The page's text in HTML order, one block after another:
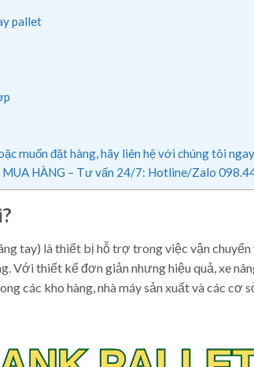
pallet
muốn đặt hàng, hãy liên hệ với chúng tôi
MUA HÀNG – Tư vấn 24/7: Hotline/Zalo
tay) là thiết bị hỗ trợ trong việc vận
Với thiết kế đơn giản nhưng hiệu quả, xe
các kho hàng, nhà máy sản xuất và các cơ